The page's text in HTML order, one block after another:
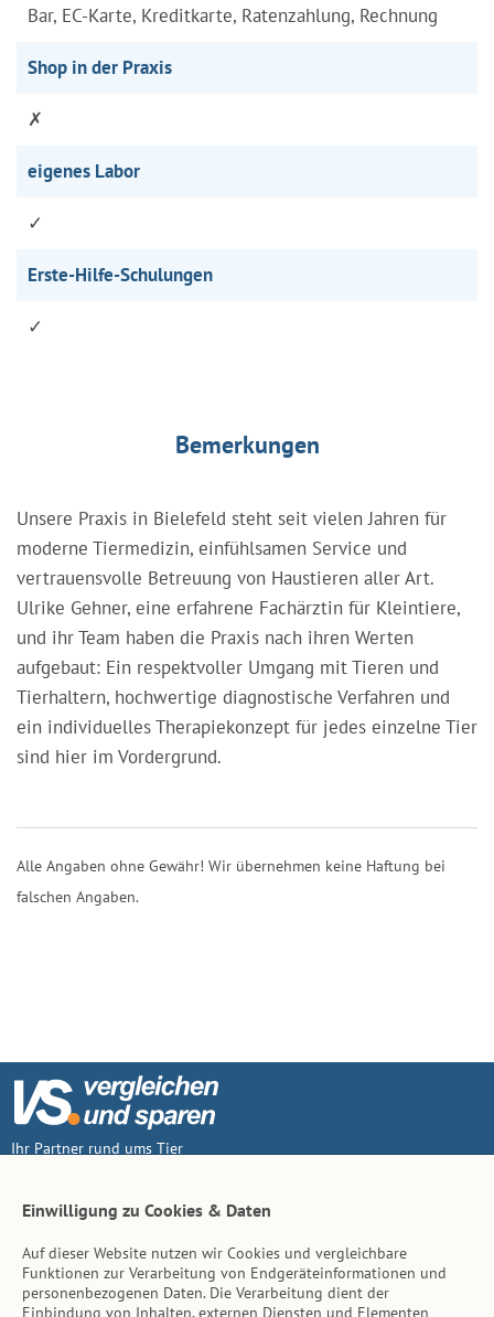
Bar, EC-Karte, Kreditkarte, Ratenzahlung, Rechnung
Shop in der Praxis
✗
eigenes Labor
✓
Erste-Hilfe-Schulungen
✓
Bemerkungen
Unsere Praxis in Bielefeld steht seit vielen Jahren für
moderne Tiermedizin, einfühlsamen Service und
vertrauensvolle Betreuung von Haustieren aller Art.
Ulrike Gehner, eine erfahrene Fachärztin für Kleintiere,
und ihr Team haben die Praxis nach ihren Werten
aufgebaut: Ein respektvoller Umgang mit Tieren und
Tierhaltern, hochwertige diagnostische Verfahren und
ein individuelles Therapiekonzept für jedes einzelne Tier
sind hier im Vordergrund.
Alle Angaben ohne Gewähr! Wir übernehmen keine Haftung bei
falschen Angaben.
Ihr Partner rund ums Tier
Inhalt
Tierarzt-Suche
Einwilligung zu Cookies & Daten
Auf dieser Website nutzen wir Cookies und vergleichbare
Funktionen zur Verarbeitung von Endgeräteinformationen und
personenbezogenen Daten. Die Verarbeitung dient der
Einbindung von Inhalten, externen Diensten und Elementen